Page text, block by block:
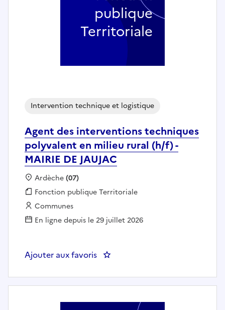
Agent des interventions techniques
polyvalent en milieu rural (h/f) -
MAIRIE DE JAUJAC
Intervention technique et logistique
Localisation :
Ardèche(07)
Fonction publique :
Fonction publique Territoriale
Employeur :
Communes
En ligne depuis le 29 juillet 2026
Ajouter aux favoris : Agent des interventions
publique
Territoriale